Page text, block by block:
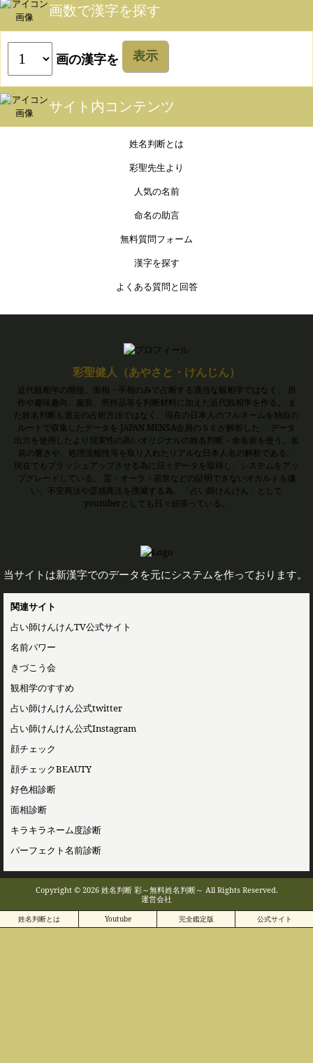
画数で漢字を探す
画の漢字を 表示
サイト内コンテンツ
姓名判断とは
彩聖先生より
人気の名前
命名の助言
無料質問フォーム
漢字を探す
よくある質問と回答
彩聖健人（あやさと・けんじん）
近代観相学の開祖。面相・手相のみで占断する適当な観相学ではなく、 所
作や趣味趣向、服装、所持品等を判断材料に加えた近代観相学を作る。 ま
た姓名判断も過去の占術方法ではなく、現在の日本人のフルネームを独自の
ルートで収集したデータを JAPAN MENSA会員のＳＥが解析した、 データ
出力を使用したより現実性の高いオリジナルの姓名判断・命名術を使う。名
前の響きや、処理流暢性等を取り入れたリアルな日本人名の解析である。
現在でもブラッシュアップさせる為に日々データを取得し、システムをアッ
プグレードしている。 霊・オーラ・前世などの証明できないオカルトを嫌
い、不安商法や霊感商法を撲滅する為、「占い師けんけん」として
youtuberとしても日々頑張っている。
当サイトは新漢字でのデータを元にシステムを作っております。
関連サイト
占い師けんけんTV公式サイト
名前パワー
きづこう会
観相学のすすめ
占い師けんけん公式twitter
占い師けんけん公式Instagram
顔チェック
顔チェックBEAUTY
好色相診断
面相診断
キラキラネーム度診断
パーフェクト名前診断
Copyright © 2026 姓名判断 彩～無料姓名判断～ All Rights Reserved.
運営会社
姓名判断とは Youtube 完全鑑定版 公式サイト